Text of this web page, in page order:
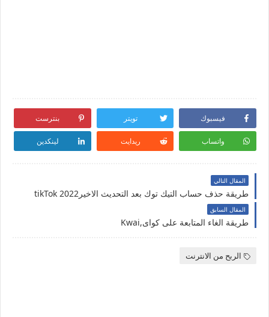
فيسبوك تويتر بنترست
واتساب ريدايت لينكدين
المقال التالي
طريقة حذف حساب التيك توك بعد التحديث الاخيرtikTok 2022
المقال السابق
طريقة الغاء المتابعة على كواى,Kwai
الربح من الانترنت